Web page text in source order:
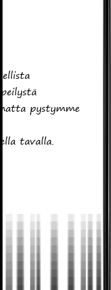
pystymme
tavalla.